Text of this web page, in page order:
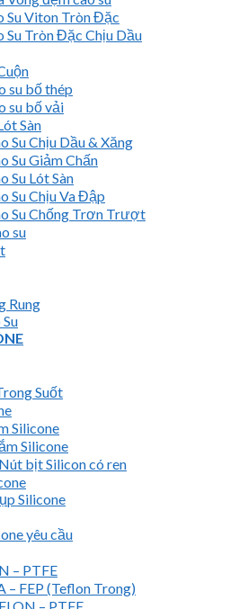
Su Viton Tròn Đặc
Su Tròn Đặc Chịu Dầu
su bố thép
su bố vải
Sàn
Su Chịu Dầu & Xăng
Su Giảm Chấn
Su Lót Sàn
Su Chịu Va Đập
Su Chống Trơn Trượt
su
Rung
Suốt
Silicone
Silicone
bịt Silicon có ren
Silicone
yêu cầu
– PTFE
– FEP (Teflon Trong)